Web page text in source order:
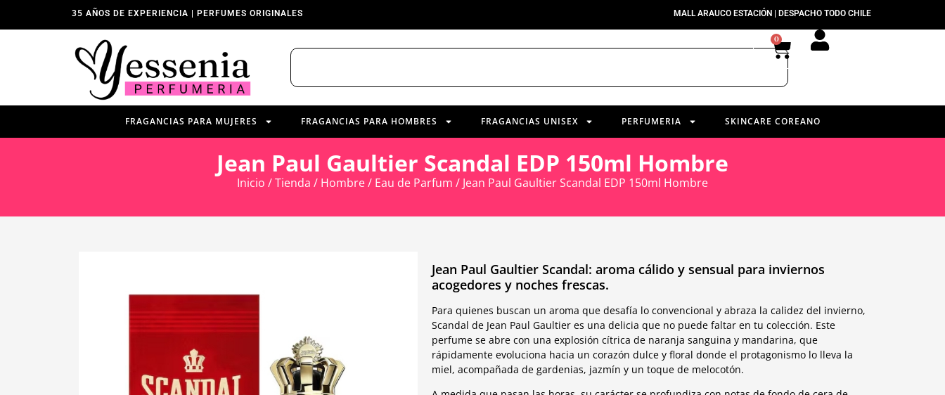
35 AÑOS DE EXPERIENCIA | PERFUMES ORIGINALES MALL ARAUCO ESTACIÓN | DESPACHO TODO CHILE
0
FRAGANCIAS PARA MUJERES FRAGANCIAS PARA HOMBRES FRAGANCIAS UNISEX PERFUMERIA SKINCARE COREANO
Jean Paul Gaultier Scandal EDP 150ml Hombre
Inicio /Tienda / Hombre/ Eau de Parfum / Jean Paul Gaultier Scandal EDP 150ml Hombre
Jean Paul Gaultier Scandal: aroma cálido y sensual para inviernos
acogedores y noches frescas.
Para quienes buscan un aroma que desafía lo convencional y abraza la calidez del invierno,
Scandal de Jean Paul Gaultier es una delicia que no puede faltar en tu colección. Este
perfume se abre con una explosión cítrica de naranja sanguina y mandarina, que
rápidamente evoluciona hacia un corazón dulce y floral donde el protagonismo lo lleva la
miel, acompañada de gardenias, jazmín y un toque de melocotón.